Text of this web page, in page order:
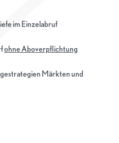
im Einzelabruf
ohne Aboverpflichtung
Märkten und